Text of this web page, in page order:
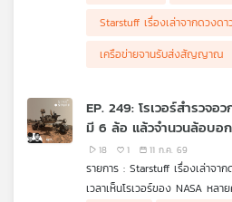
ข่าย
ยาวไปจนถึงเดือนตุลาคม 2028
รับข้อมูลเหล่านั้นกลับมายังโลก
Starstuff เรื่องเล่าจากดวงดา
เครือข่ายจานรับส่งสัญญาณ
EP. 249: โรเวอร์สำรวจอ
มี 6 ล้อ แล้วจำนวนล้อบอก
18 1 11 ก.ค. 69
รายการ : Starstuff เรื่อง
เวลาเห็นโรเวอร์ของ NASA หล